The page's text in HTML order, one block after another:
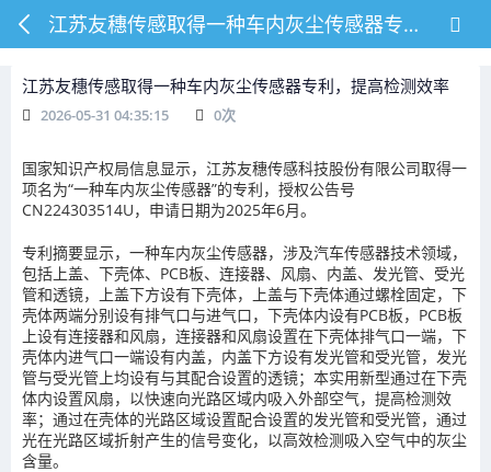
江苏友穗传感取得一种车内灰尘传感器专利，提高检测效率
江苏友穗传感取得一种车内灰尘传感器专利，提高检测效率
2026-05-31 04:35:15 0次
国家知识产权局信息显示，江苏友穗传感科技股份有限公司取得一
项名为“一种车内灰尘传感器”的专利，授权公告号
CN224303514U，申请日期为2025年6月。
专利摘要显示，一种车内灰尘传感器，涉及汽车传感器技术领域，
包括上盖、下壳体、PCB板、连接器、风扇、内盖、发光管、受光
管和透镜，上盖下方设有下壳体，上盖与下壳体通过螺栓固定，下
壳体两端分别设有排气口与进气口，下壳体内设有PCB板，PCB板
上设有连接器和风扇，连接器和风扇设置在下壳体排气口一端，下
壳体内进气口一端设有内盖，内盖下方设有发光管和受光管，发光
管与受光管上均设有与其配合设置的透镜；本实用新型通过在下壳
体内设置风扇，以快速向光路区域内吸入外部空气，提高检测效
率；通过在壳体的光路区域设置配合设置的发光管和受光管，通过
光在光路区域折射产生的信号变化，以高效检测吸入空气中的灰尘
含量。